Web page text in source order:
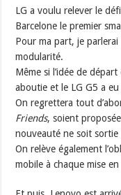
LG a voulu relever le
Barcelone le premier
Pour ma part, je
modularité.
Même si l’idée de
aboutie et le LG G5 a
On regrettera tout
Friends, soient
nouveauté ne soit
On relève également
mobile à chaque mise en